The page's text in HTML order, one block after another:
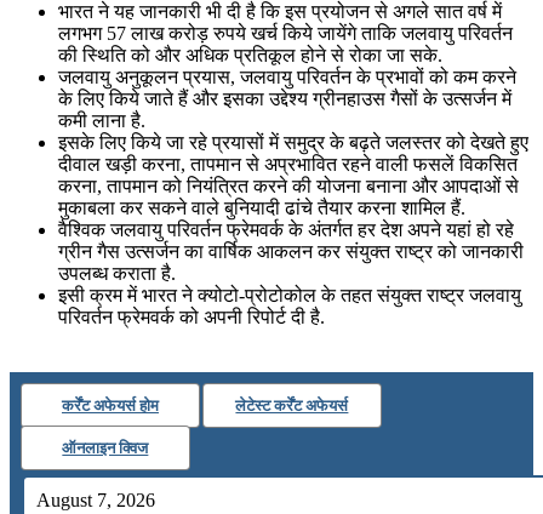
📝 डेली करेंट अफेयर्स: 16-18 जुलाई 2026
भारत ने यह जानकारी भी दी है कि इस प्रयोजन से अगले सात वर्ष में
लगभग 57 लाख करोड़ रुपये खर्च किये जायेंगे ताकि जलवायु परिवर्तन
की स्थिति को और अधिक प्रतिकूल होने से रोका जा सके.
जलवायु अनुकूलन प्रयास, जलवायु परिवर्तन के प्रभावों को कम करने
के लिए किये जाते हैं और इसका उद्देश्य ग्रीनहाउस गैसों के उत्सर्जन में
कमी लाना है.
इसके लिए किये जा रहे प्रयासों में समुद्र के बढ़ते जलस्तर को देखते हुए
दीवाल खड़ी करना, तापमान से अप्रभावित रहने वाली फसलें विकसित
करना, तापमान को नियंत्रित करने की योजना बनाना और आपदाओं से
मुकाबला कर सकने वाले बुनियादी ढांचे तैयार करना शामिल हैं.
वैश्विक जलवायु परिवर्तन फ्रेमवर्क के अंतर्गत हर देश अपने यहां हो रहे
ग्रीन गैस उत्सर्जन का वार्षिक आकलन कर संयुक्त राष्ट्र को जानकारी
उपलब्ध कराता है.
इसी क्रम में भारत ने क्योटो-प्रोटोकोल के तहत संयुक्त राष्ट्र जलवायु
परिवर्तन फ्रेमवर्क को अपनी रिपोर्ट दी है.
कर्रेंट अफेयर्स होम लेटेस्ट कर्रेंट अफेयर्स
ऑनलाइन क्विज
August 7, 2026